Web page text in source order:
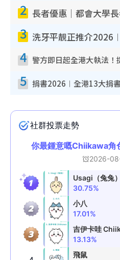
2
3
4
5